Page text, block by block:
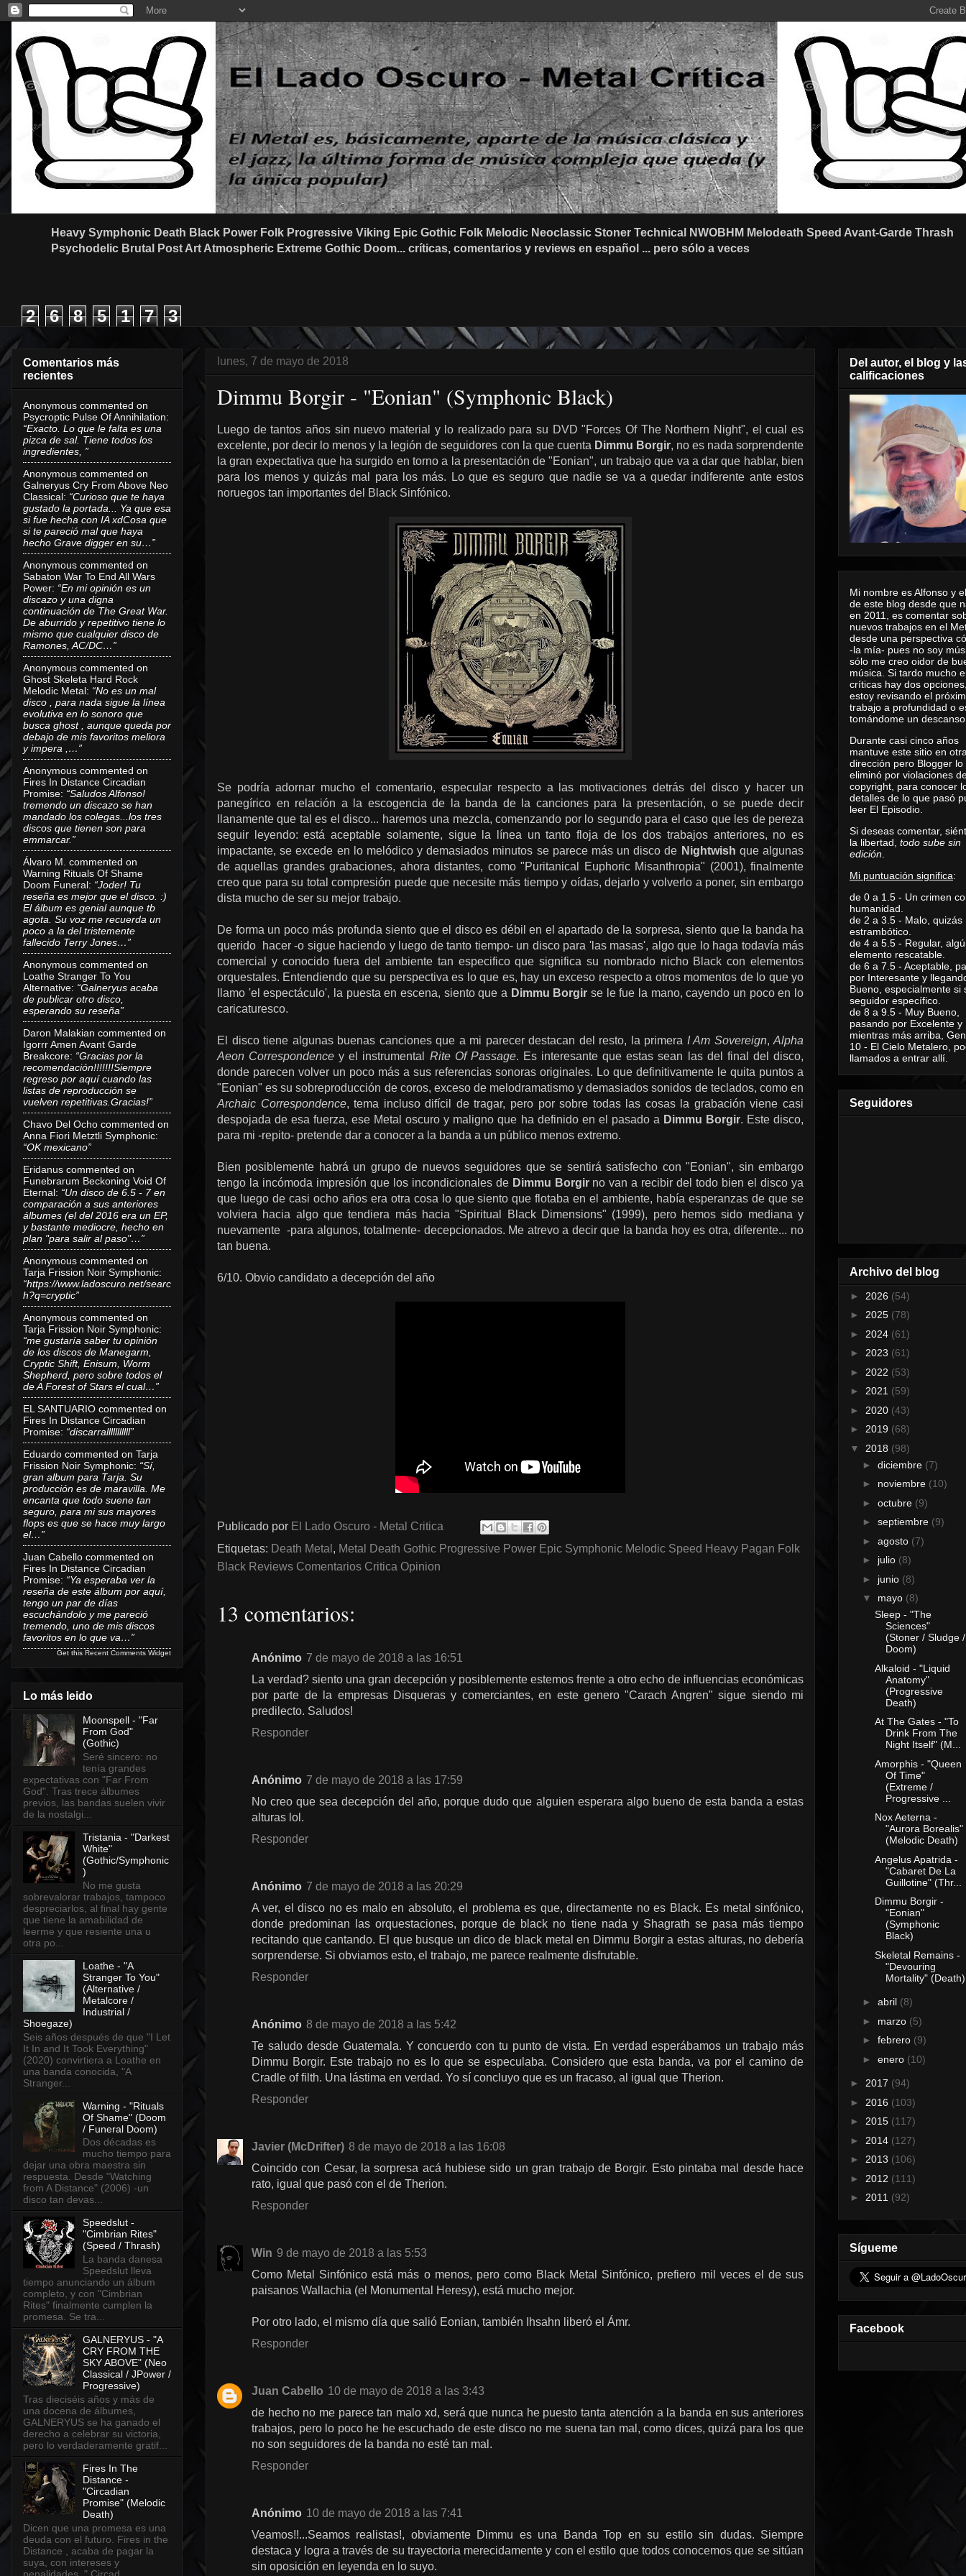
Heavy Symphonic Death Black Power Folk Progressive Viking Epic Gothic Folk Melodic Neoclassic Stoner Technical NWOBHM Melodeath Speed Avant-Garde Thrash
Psychodelic Brutal Post Art Atmospheric Extreme Gothic Doom... críticas, comentarios y reviews en español ... pero sólo a veces
2 6 8 5 1 7 3
lunes, 7 de mayo de 2018
Dimmu Borgir - "Eonian" (Symphonic Black)
Luego de tantos años sin nuevo material y lo realizado para su DVD "Forces Of The Northern Night", el cual es
excelente, por decir lo menos y la legión de seguidores con la que cuenta Dimmu Borgir, no es nada sorprendente
la gran expectativa que ha surgido en torno a la presentación de "Eonian", un trabajo que va a dar que hablar, bien
para los menos y quizás mal para los más. Lo que es seguro que nadie se va a quedar indiferente ante estos
noruegos tan importantes del Black Sinfónico.
Se podría adornar mucho el comentario, especular respecto a las motivaciones detrás del disco y hacer un
panegírico en relación a la escogencia de la banda de la canciones para la presentación, o se puede decir
llanamente que tal es el disco... haremos una mezcla, comenzando por lo segundo para el caso que les de pereza
seguir leyendo: está aceptable solamente, sigue la línea un tanto floja de los dos trabajos anteriores, no es
impactante, se excede en lo melódico y demasiados minutos se parece más un disco de Nightwish que algunas
de aquellas grandes grabaciones, ahora distantes, como "Puritanical Euphoric Misanthropia" (2001), finalmente
creo que para su total compresión puede que necesite más tiempo y oídas, dejarlo y volverlo a poner, sin embargo
dista mucho de ser su mejor trabajo.
De forma un poco más profunda siento que el disco es débil en el apartado de la sorpresa, siento que la banda ha
querido hacer -o sigue haciendo y luego de tanto tiempo- un disco para 'las masas', algo que lo haga todavía más
comercial y conocido fuera del ambiente tan especifico que significa su nombrado nicho Black con elementos
orquestales. Entendiendo que su perspectiva es lo que es, hay un exceso respecto a otros momentos de lo que yo
llamo 'el espectáculo', la puesta en escena, siento que a Dimmu Borgir se le fue la mano, cayendo un poco en lo
caricaturesco.
El disco tiene algunas buenas canciones que a mi parecer destacan del resto, la primera I Am Sovereign, Alpha
Aeon Correspondence y el instrumental Rite Of Passage. Es interesante que estas sean las del final del disco,
donde parecen volver un poco más a sus referencias sonoras originales. Lo que definitivamente le quita puntos a
"Eonian" es su sobreproducción de coros, exceso de melodramatismo y demasiados sonidos de teclados, como en
Archaic Correspondence, tema incluso difícil de tragar, pero por sobre todas las cosas la grabación viene casi
despojada de esa fuerza, ese Metal oscuro y maligno que ha definido en el pasado a Dimmu Borgir. Este disco,
para mi -repito- pretende dar a conocer a la banda a un público menos extremo.
Bien posiblemente habrá un grupo de nuevos seguidores que se sentirá satisfecho con "Eonian", sin embargo
tengo la incómoda impresión que los incondicionales de Dimmu Borgirno van a recibir del todo bien el disco ya
que luego de casi ocho años era otra cosa lo que siento que flotaba en el ambiente, había esperanzas de que se
volviera hacia algo que tendiera más hacia "Spiritual Black Dimensions" (1999), pero hemos sido mediana y
nuevamente -para algunos, totalmente- decepcionados. Me atrevo a decir que la banda hoy es otra, diferente... no
tan buena.
6/10. Obvio candidato a decepción del año
Publicado por El Lado Oscuro - Metal Critica
Etiquetas: Death Metal , Metal Death Gothic Progressive Power Epic Symphonic Melodic Speed Heavy Pagan Folk
Black Reviews Comentarios Critica Opinion
13 comentarios:
Anónimo 7 de mayo de 2018 a las 16:51
La verdad? siento una gran decepción y posiblemente estemos frente a otro echo de influencias económicas
por parte de la empresas Disqueras y comerciantes, en este genero "Carach Angren" sigue siendo mi
predilecto. Saludos!
Responder
Anónimo 7 de mayo de 2018 a las 17:59
No creo que sea decepción del año, porque dudo que alguien esperara algo bueno de esta banda a estas
alturas lol.
Responder
Anónimo 7 de mayo de 2018 a las 20:29
A ver, el disco no es malo en absoluto, el problema es que, directamente no es Black. Es metal sinfónico,
donde predominan las orquestaciones, porque de black no tiene nada y Shagrath se pasa más tiempo
recitando que cantando. El que busque un dico de black metal en Dimmu Borgir a estas alturas, no debería
sorprenderse. Si obviamos esto, el trabajo, me parece realmente disfrutable.
Responder
Anónimo 8 de mayo de 2018 a las 5:42
Te saludo desde Guatemala. Y concuerdo con tu punto de vista. En verdad esperábamos un trabajo más
Dimmu Borgir. Este trabajo no es lo que se especulaba. Considero que esta banda, va por el camino de
Cradle of filth. Una lástima en verdad. Yo sí concluyo que es un fracaso, al igual que Therion.
Responder
Javier (McDrifter) 8 de mayo de 2018 a las 16:08
Coincido con Cesar, la sorpresa acá hubiese sido un gran trabajo de Borgir. Esto pintaba mal desde hace
rato, igual que pasó con el de Therion.
Responder
Win 9 de mayo de 2018 a las 5:53
Como Metal Sinfónico está más o menos, pero como Black Metal Sinfónico, prefiero mil veces el de sus
paisanos Wallachia (el Monumental Heresy), está mucho mejor.
Por otro lado, el mismo día que salió Eonian, también Ihsahn liberó el Ámr.
Responder
Juan Cabello 10 de mayo de 2018 a las 3:43
de hecho no me parece tan malo xd, será que nunca he puesto tanta atención a la banda en sus anteriores
trabajos, pero lo poco he he escuchado de este disco no me suena tan mal, como dices, quizá para los que
no son seguidores de la banda no esté tan mal.
Responder
Anónimo 10 de mayo de 2018 a las 7:41
Veamos!!...Seamos realistas!, obviamente Dimmu es una Banda Top en su estilo sin dudas. Siempre
destaca y logra a través de su trayectoria merecidamente y con el estilo que todos conocemos que se sitúan
sin oposición en leyenda en lo suyo.
Comentarios más
recientes
Anonymous commented on
Psycroptic Pulse Of Annihilation:
“Exacto. Lo que le falta es una
pizca de sal. Tiene todos los
ingredientes, ”
Anonymous commented on
Galneryus Cry From Above Neo
Classical: “Curioso que te haya
gustado la portada... Ya que esa
si fue hecha con IA xdCosa que
si te pareció mal que haya
hecho Grave digger en su…”
Anonymous commented on
Sabaton War To End All Wars
Power: “En mi opinión es un
discazo y una digna
continuación de The Great War.
De aburrido y repetitivo tiene lo
mismo que cualquier disco de
Ramones, AC/DC…”
Anonymous commented on
Ghost Skeleta Hard Rock
Melodic Metal: “No es un mal
disco , para nada sigue la línea
evolutiva en lo sonoro que
busca ghost , aunque queda por
debajo de mis favoritos meliora
y impera ,…”
Anonymous commented on
Fires In Distance Circadian
Promise: “Saludos Alfonso!
tremendo un discazo se han
mandado los colegas...los tres
discos que tienen son para
emmarcar.”
Álvaro M. commented on
Warning Rituals Of Shame
Doom Funeral: “Joder! Tu
reseña es mejor que el disco. :)
El álbum es genial aunque tb
agota. Su voz me recuerda un
poco a la del tristemente
fallecido Terry Jones…”
Anonymous commented on
Loathe Stranger To You
Alternative: “Galneryus acaba
de publicar otro disco,
esperando su reseña”
Daron Malakian commented on
Igorrr Amen Avant Garde
Breakcore: “Gracias por la
recomendación!!!!!!!Siempre
regreso por aquí cuando las
listas de reproducción se
vuelven repetitivas.Gracias!”
Chavo Del Ocho commented on
Anna Fiori Metztli Symphonic:
“OK mexicano”
Eridanus commented on
Funebrarum Beckoning Void Of
Eternal: “Un disco de 6.5 - 7 en
comparación a sus anteriores
álbumes (el del 2016 era un EP,
y bastante mediocre, hecho en
plan "para salir al paso"…”
Anonymous commented on
Tarja Frission Noir Symphonic:
“https://www.ladoscuro.net/searc
h?q=cryptic”
Anonymous commented on
Tarja Frission Noir Symphonic:
“me gustaría saber tu opinión
de los discos de Manegarm,
Cryptic Shift, Enisum, Worm
Shepherd, pero sobre todos el
de A Forest of Stars el cual…”
EL SANTUARIO commented on
Fires In Distance Circadian
Promise: “discarralllllllllll”
Eduardo commented on Tarja
Frission Noir Symphonic: “Sí,
gran album para Tarja. Su
producción es de maravilla. Me
encanta que todo suene tan
seguro, para mi sus mayores
flops es que se hace muy largo
el…”
Juan Cabello commented on
Fires In Distance Circadian
Promise: “Ya esperaba ver la
reseña de este álbum por aquí,
tengo un par de días
escuchándolo y me pareció
tremendo, uno de mis discos
favoritos en lo que va…”
Get this Recent Comments Widget
Lo más leido
Moonspell - "Far
From God"
(Gothic)
Seré sincero: no
tenía grandes
expectativas con "Far From
God". Tras trece álbumes
previos, las bandas suelen vivir
de la nostalgi...
Tristania - "Darkest
White"
(Gothic/Symphonic
)
No me gusta
sobrevalorar trabajos, tampoco
despreciarlos, al final hay gente
que tiene la amabilidad de
leerme y que resiente una u
otra po...
Loathe - "A
Stranger To You"
(Alternative /
Metalcore /
Industrial /
Shoegaze)
Seis años después de que "I Let
It In and It Took Everything"
(2020) convirtiera a Loathe en
una banda conocida, "A
Stranger...
Warning - "Rituals
Of Shame" (Doom
/ Funeral Doom)
Dos décadas es
mucho tiempo para
dejar una obra maestra sin
respuesta. Desde "Watching
from A Distance" (2006) -un
disco tan devas...
Speedslut -
"Cimbrian Rites"
(Speed / Thrash)
La banda danesa
Speedslut lleva
tiempo anunciando un álbum
completo, y con "Cimbrian
Rites" finalmente cumplen la
promesa. Se tra...
GALNERYUS - "A
CRY FROM THE
SKY ABOVE" (Neo
Classical / JPower /
Progressive)
Tras dieciséis años y más de
una docena de álbumes,
GALNERYUS se ha ganado el
derecho a celebrar su victoria,
pero lo verdaderamente gratif...
Fires In The
Distance -
"Circadian
Promise" (Melodic
Death)
Dicen que una promesa es una
deuda con el futuro. Fires in the
Distance , acaba de pagar la
suya, con intereses y
penalidades. " Circad...
Del autor, el blog y
calificaciones
Mi nombre es Alfonso y
de este blog desde que
en 2011, es comentar
nuevos trabajos en el
desde una perspectiva
-la mía- pues no soy
sólo me creo oidor de
música. Si tardo mucho
críticas hay dos
estoy revisando el
trabajo a profundidad o
tomándome un
Durante casi cinco años
mantuve este sitio en
dirección pero Blogger lo
eliminó por violaciones
copyright, para conocer
detalles de lo que pasó
leer El Episodio
Si deseas comentar,
la libertad, todo sube sin
edición
Mi puntuación significa:
de 0 a 1.5 - Un crimen
humanidad.
de 2 a 3.5 - Malo, quizás
estrambótico.
de 4 a 5.5 - Regular,
elemento rescatable.
de 6 a 7.5 - Aceptable,
por Interesante y
Bueno, especialmente si
seguidor específico.
de 8 a 9.5 - Muy Bueno,
pasando por Excelente y
mientras más arriba,
10 - El Cielo Metalero,
llamados a entrar allí.
Seguidores
Archivo del blog
► 2026 (54)
► 2025 (78)
► 2024 (61)
► 2023 (61)
► 2022 (53)
► 2021 (59)
► 2020 (43)
► 2019 (68)
▼ 2018 (98)
► diciembre (7)
► noviembre (10)
► octubre (9)
► septiembre (9)
► agosto (7)
► julio (8)
► junio (8)
▼ mayo (8)
Sleep - "The
Sciences"
(Stoner / Sludge /
Doom)
Alkaloid - "Liquid
Anatomy"
(Progressive
Death)
At The Gates - "To
Drink From The
Night Itself" (M...
Amorphis - "Queen
Of Time"
(Extreme /
Progressive ...
Nox Aeterna -
"Aurora Borealis"
(Melodic Death)
Angelus Apatrida -
"Cabaret De La
Guillotine" (Thr...
Dimmu Borgir -
"Eonian"
(Symphonic
Black)
Skeletal Remains -
"Devouring
Mortality" (Death)
► abril (8)
► marzo (5)
► febrero (9)
► enero (10)
► 2017 (94)
► 2016 (103)
► 2015 (117)
► 2014 (127)
► 2013 (106)
► 2012 (111)
► 2011 (92)
Sígueme
Facebook